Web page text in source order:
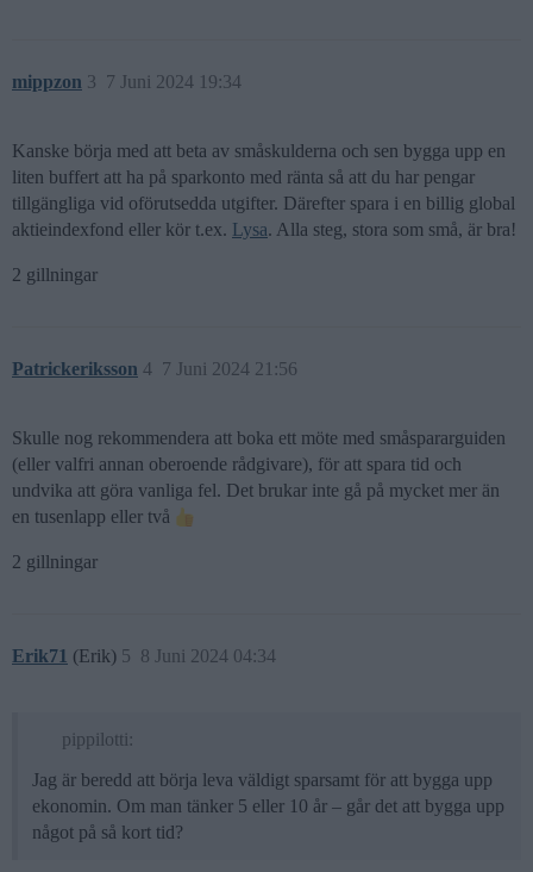
mippzon 7 Juni 2024 19:34
3
Kanske börja med att beta av småskulderna och sen bygga upp en
liten buffert att ha på sparkonto med ränta så att du har pengar
tillgängliga vid oförutsedda utgifter. Därefter spara i en billig global
aktieindexfond eller kör t.ex. Lysa. Alla steg, stora som små, är bra!
2 gillningar
Patrickeriksson 7 Juni 2024 21:56
4
Skulle nog rekommendera att boka ett möte med småspararguiden
(eller valfri annan oberoende rådgivare), för att spara tid och
undvika att göra vanliga fel. Det brukar inte gå på mycket mer än
en tusenlapp eller två
2 gillningar
Erik71 (Erik) 8 Juni 2024 04:34
5
pippilotti:
Jag är beredd att börja leva väldigt sparsamt för att bygga upp
ekonomin. Om man tänker 5 eller 10 år – går det att bygga upp
något på så kort tid?